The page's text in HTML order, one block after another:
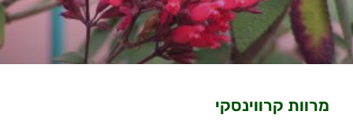
מרוות קרווינסקי